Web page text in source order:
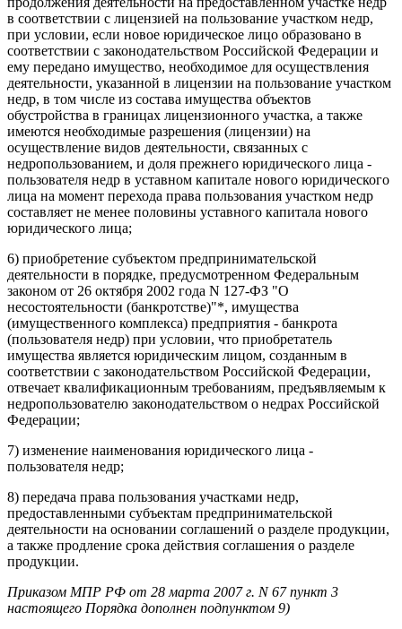
в соответствии с лицензией на пользование участком недр,
при условии, если новое юридическое лицо образовано в
соответствии с законодательством Российской Федерации и
ему передано имущество, необходимое для осуществления
деятельности, указанной в лицензии на пользование участком
недр, в том числе из состава имущества объектов
обустройства в границах лицензионного участка, а также
имеются необходимые разрешения (лицензии) на
осуществление видов деятельности, связанных с
недропользованием, и доля прежнего юридического лица -
пользователя недр в уставном капитале нового юридического
лица на момент перехода права пользования участком недр
составляет не менее половины уставного капитала нового
юридического лица;
6) приобретение субъектом предпринимательской
деятельности в порядке, предусмотренном Федеральным
законом от 26 октября 2002 года N 127-ФЗ "О
несостоятельности (банкротстве)"*, имущества
(имущественного комплекса) предприятия - банкрота
(пользователя недр) при условии, что приобретатель
имущества является юридическим лицом, созданным в
соответствии с законодательством Российской Федерации,
отвечает квалификационным требованиям, предъявляемым к
недропользователю законодательством о недрах Российской
Федерации;
7) изменение наименования юридического лица -
пользователя недр;
8) передача права пользования участками недр,
предоставленными субъектам предпринимательской
деятельности на основании соглашений о разделе продукции,
а также продление срока действия соглашения о разделе
продукции.
Приказом МПР РФ от 28 марта 2007 г. N 67 пункт 3
настоящего Порядка дополнен подпунктом 9)